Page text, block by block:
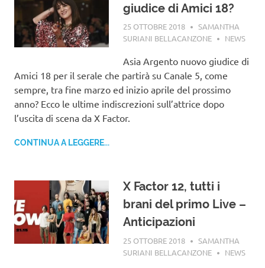
giudice di Amici 18?
25 OTTOBRE 2018
SAMANTHA
SURIANI BELLACANZONE
NEWS
Asia Argento nuovo giudice di
Amici 18 per il serale che partirà su Canale 5, come
sempre, tra fine marzo ed inizio aprile del prossimo
anno? Ecco le ultime indiscrezioni sull’attrice dopo
l’uscita di scena da X Factor.
CONTINUA A LEGGERE...
X Factor 12, tutti i
brani del primo Live –
Anticipazioni
25 OTTOBRE 2018
SAMANTHA
SURIANI BELLACANZONE
NEWS